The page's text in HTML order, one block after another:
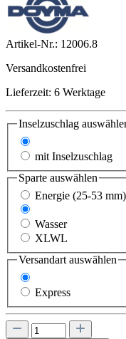
Artikel-Nr.: 12006.8
Versandkostenfrei
Lieferzeit: 6 Werktage
Inselzuschlag
mit Inselzuschlag
Sparte auswählen
Energie (25-53 mm)
Wasser
XLWL
Versandart auswählen
Express